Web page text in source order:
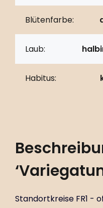
Blütenfarbe:
Laub:
Habitus:
Standortkreise FR1 -